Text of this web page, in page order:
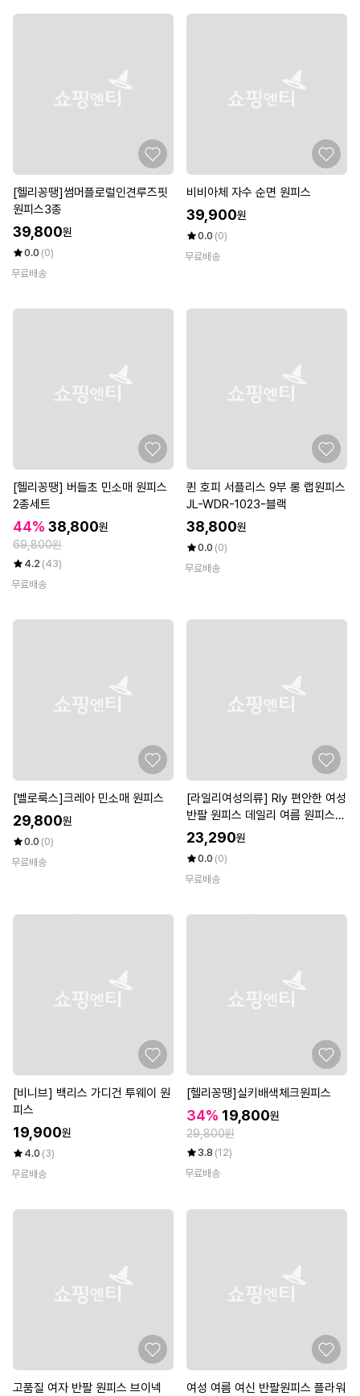
[헬리꽁땡]썸머플로럴인견루즈핏
원피스3종
39,800원
0.0 (0)
무료배송
비비아체 자수 순면 원피스
39,900원
0.0 (0)
무료배송
[헬리꽁땡] 버들초 민소매 원피스
2종세트
44% 38,800원
69,800원
4.2 (43)
무료배송
퀸 호피 서플리스 9부 롱 랩원피스
JL-WDR-1023-블랙
38,800원
0.0 (0)
무료배송
[벨로룩스]크레아 민소매 원피스
29,800원
0.0 (0)
무료배송
[라일리여성의류] Rly 편안한 여성
반팔 원피스 데일리 여름 원피스
무
23,290원
0.0 (0)
무료배송
[비니브] 백리스 가디건 투웨이 원
피스
19,900원
4.0 (3)
무료배송
[헬리꽁땡]실키배색체크원피스
34% 19,800원
29,800원
3.8 (12)
무료배송
고품질 여자 반팔 원피스 브이넥
여성 여름 여신 반팔원피스 플라워